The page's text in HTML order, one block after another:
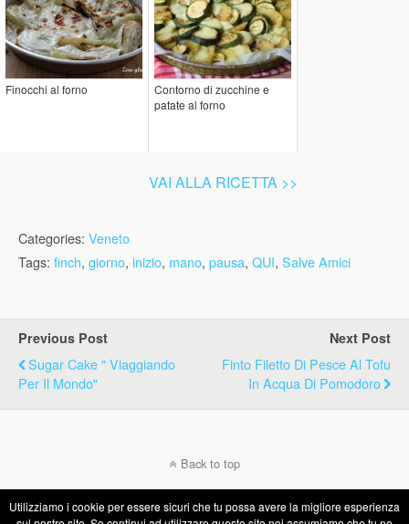
Finocchi al forno
Contorno di zucchine e
patate al forno
VAI ALLA RICETTA >>
Categories: Veneto
Tags: finch, giorno, inizio, mano, pausa, QUI, Salve Amici
Previous Post
Sugar Cake " Viaggiando
Per Il Mondo"
Next Post
Finto Filetto Di Pesce Al Tofu
In Acqua Di Pomodoro
Back to top
Mobile Desktop
Utilizziamo i cookie per essere sicuri che tu possa avere la migliore esperienza